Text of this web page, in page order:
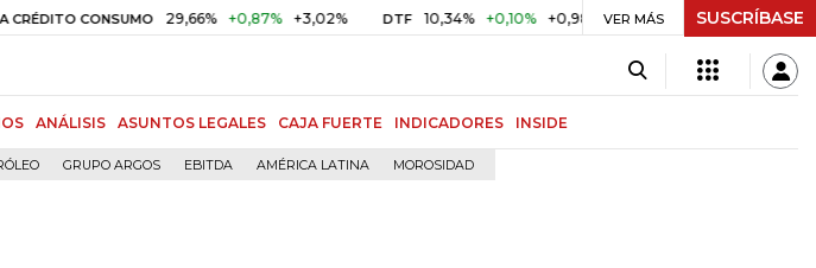
CONSUMO 29,66% +0,87% +3,02% DTF 10,34% +0,10% +0,98% UVR $ 416,86 +$ 0,05 +0,01%
VER MÁS SUSCRÍBASE
ANÁLISIS ASUNTOS LEGALES CAJA FUERTE INDICADORES INSIDE
GRUPO ARGOS EBITDA AMÉRICA LATINA MOROSIDAD